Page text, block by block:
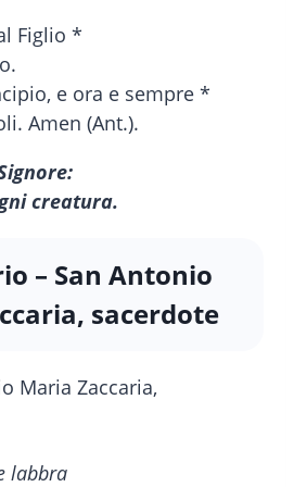
Figlio *
e ora e sempre *
Amen (Ant.).
creatura.
– San Antonio
sacerdote
labbra